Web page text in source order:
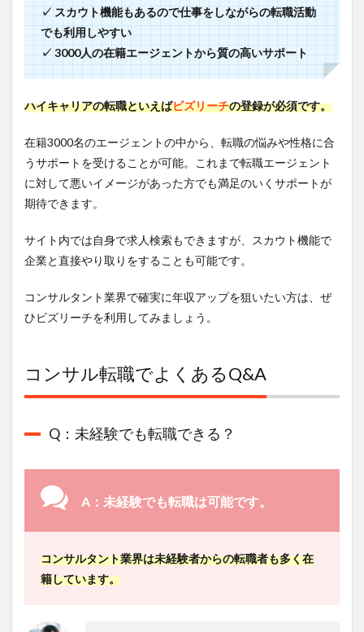
✓ スカウト機能もあるので仕事をしながらの転職活動
でも利用しやすい
✓ 3000人の在籍エージェントから質の高いサポート
ハイキャリアの転職といえばビズリーチの登録が必須です。
在籍3000名のエージェントの中から、転職の悩みや性格に合
うサポートを受けることが可能。これまで転職エージェント
に対して悪いイメージがあった方でも満足のいくサポートが
期待できます。
サイト内では自身で求人検索もできますが、スカウト機能で
企業と直接やり取りをすることも可能です。
コンサルタント業界で確実に年収アップを狙いたい方は、ぜ
ひビズリーチを利用してみましょう。
コンサル転職でよくあるQ&A
Q：未経験でも転職できる？
A：未経験でも転職は可能です。
コンサルタント業界は未経験者からの転職者も多く在
籍しています。